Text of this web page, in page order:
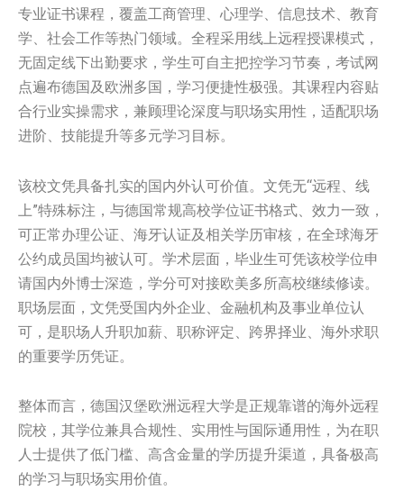
专业证书课程，覆盖工商管理、心理学、信息技术、教育
学、社会工作等热门领域。全程采用线上远程授课模式，
无固定线下出勤要求，学生可自主把控学习节奏，考试网
点遍布德国及欧洲多国，学习便捷性极强。其课程内容贴
合行业实操需求，兼顾理论深度与职场实用性，适配职场
进阶、技能提升等多元学习目标。
该校文凭具备扎实的国内外认可价值。文凭无“远程、线
上”特殊标注，与德国常规高校学位证书格式、效力一致，
可正常办理公证、海牙认证及相关学历审核，在全球海牙
公约成员国均被认可。学术层面，毕业生可凭该校学位申
请国内外博士深造，学分可对接欧美多所高校继续修读。
职场层面，文凭受国内外企业、金融机构及事业单位认
可，是职场人升职加薪、职称评定、跨界择业、海外求职
的重要学历凭证。
整体而言，德国汉堡欧洲远程大学是正规靠谱的海外远程
院校，其学位兼具合规性、实用性与国际通用性，为在职
人士提供了低门槛、高含金量的学历提升渠道，具备极高
的学习与职场实用价值。